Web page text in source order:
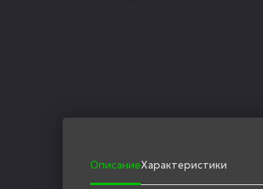
ОписаниеХарактеристики